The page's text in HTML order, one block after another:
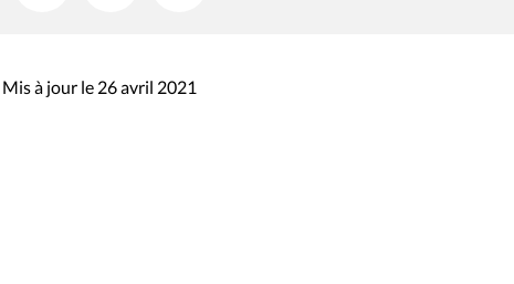
Mis à jour le 26 avril 2021